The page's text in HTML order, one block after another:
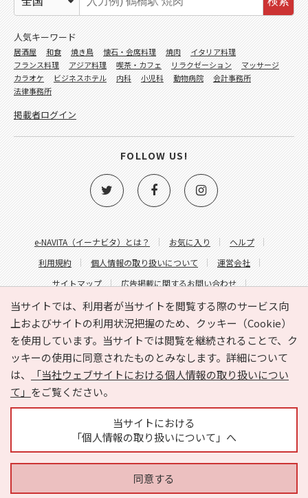
当サイトでは、利用者が当サイトを閲覧する際のサービス向
上およびサイトの利用状況把握のため、クッキー（Cookie）
を使用しています。当サイトでは閲覧を継続されることで、ク
ッキーの使用に同意されたものとみなします。詳細について
は、
「当社ウェブサイトにおける個人情報の取り扱いについ
て」 をご覧ください。
当サイトにおける
「個人情報の取り扱いについて」へ
同意する
e-NAVITA（イーナビタ）とは？ お気に入り
ヘルプ
利用規約
個人情報の取り扱いについて
運営会社
サイトマップ
広告掲載に関するお問い合わせ
サイトの内容に関するお問い合わせ
人気キーワード
居酒屋 和食 焼き鳥 懐石・会席料理 焼肉
イタリア料理
フランス料理
アジア料理 喫茶・カフェ リラクゼーション
マッサージ
カラオケ
ビジネスホテル 内科 小児科 動物病院
会計事務所
法律事務所
掲載者ログイン
FOLLOW US!
Copyright © HYOJITO.Co.,Ltd. All Rights Reserved.